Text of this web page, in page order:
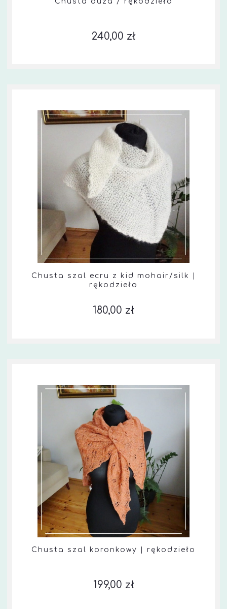
240,00 zł
Chusta szal ecru z kid mohair/silk |
rękodzieło
180,00 zł
Chusta szal koronkowy | rękodzieło
199,00 zł